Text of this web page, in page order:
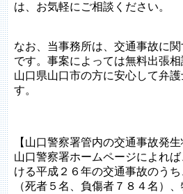
は、お気軽にご相談ください。
なお、当事務所は、交通事故に
です。事案によっては無料出張相
山口県山口市の方に安心して弁
す。
【山口警察署管内の交通事故発生
山口警察署ホームページによれ
ける平成２６年の交通事故のう
（死者５名、負傷者７８４名）